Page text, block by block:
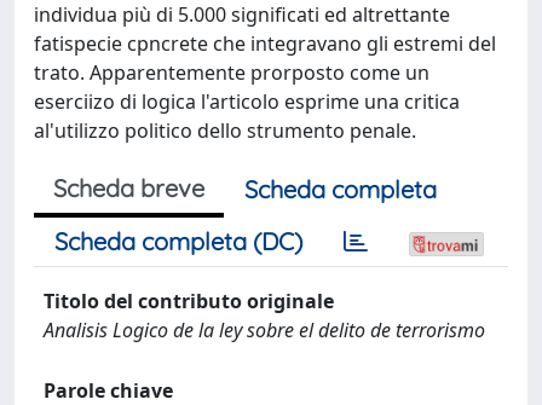
individua più di 5.000 significati ed altrettante
fatispecie cpncrete che integravano gli estremi del
trato. Apparentemente prorposto come un
eserciizo di logica l'articolo esprime una critica
al'utilizzo politico dello strumento penale.
Scheda breve
Scheda completa
Scheda completa (DC)
Titolo del contributo originale
Analisis Logico de la ley sobre el delito de terrorismo
Parole chiave